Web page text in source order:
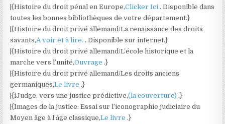
|{Histoire du droit pénal en Europe,Clicker Ici. Disponible dans
toutes les bonnes bibliothèques de votre département.}
|{Histoire du droit privé allemand/La renaissance des droits
savants,A voir et à lire.. Disponible sur internet.}
|{Histoire du droit privé allemand/L’école historique et la
marche vers l’unité,Ouvrage.}
|{Histoire du droit privé allemand/Les droits anciens
germaniques,Le livre.}
|{iJudge, vers une justice prédictive,(la couverture).}
|{Images de la justice: Essai sur l’iconographie judiciaire du
Moyen âge à l’âge classique,Le livre.}